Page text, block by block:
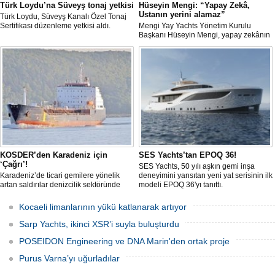
Türk Loydu’na Süveyş tonaj yetkisi
Türk Loydu, Süveyş Kanalı Özel Tonaj
Sertifikası düzenleme yetkisi aldı.
Hüseyin Mengi: “Yapay Zekâ,
Ustanın yerini alamaz”
Mengi Yay Yachts Yönetim Kurulu
Başkanı Hüseyin Mengi, yapay zekânın
yat üretimindeki kullanım sınırını, kişiye
sistemlerinin ekonomisini CNN Türk'te
yayınlanan Özel Sektör programında
anlattı.
KOSDER’den Karadeniz için
‘Çağrı’!
Karadeniz’de ticari gemilere yönelik
artan saldırılar denizcilik sektöründe
Armatörleri ve İşletmecileri Derneği
(KOSDER), kamu otoritelerine güvenli
deniz koridorlarının oluşturulması
çağrısında bulundu.
SES Yachts’tan EPOQ 36!
SES Yachts, 50 yılı aşkın gemi inşa
deneyimini yansıtan yeni yat serisinin ilk
modeli EPOQ 36'yı tanıttı.
Kocaeli limanlarının yükü katlanarak artıyor
Sarp Yachts, ikinci XSR’i suyla buluşturdu
POSEIDON Engineering ve DNA Marin'den ortak proje
Purus Varna’yı uğurladılar